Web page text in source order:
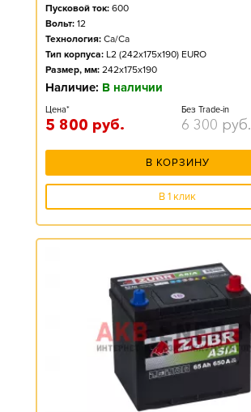
Пусковой ток: 600
Вольт: 12
Технология: Ca/Ca
Тип корпуса: L2 (242x175x190) EURO
Размер, мм: 242x175x190
Наличие: В наличии
Цена*
5 800 руб.
Без Trade-in
6 300 руб.
В КОРЗИНУ
В 1 клик